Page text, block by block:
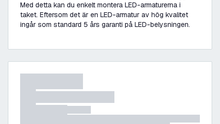
Med detta kan du enkelt montera LED-armaturerna i
taket. Eftersom det är en LED-armatur av hög kvalitet
ingår som standard 5 års garanti på LED-belysningen.